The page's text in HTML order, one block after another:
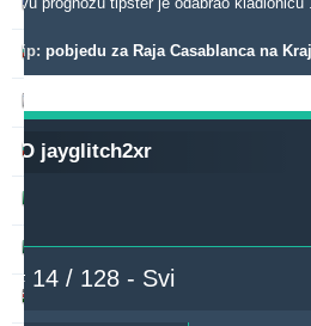
Tip: pobjedu za Raja Casablanca na
O jayglitch2xr
# 14 / 128 - Svi
363.67 -2.53 %
toptip 290.36 18.89 %
quqi 272.05
rantunes 216.11 18.78 %